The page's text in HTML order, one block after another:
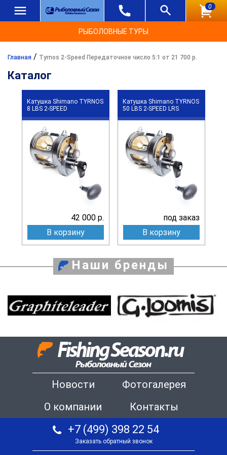
0
РЫБОЛОВНЫЕ ТУРЫ
Главная / Tyrnos 2-Speed Передаточное число 5:1 от 21 700 р.
Каталог
Катушка Shimano TYRNOS
8 LBS 2-SPEED
42 000 р.
В корзину
Катушка Shimano TYRNOS
50 LBS 2-SPEED LRS
под заказ
В корзину
Наши бренды
Новости
Фотогалерея
О компании
Контакты
+7 (499) 398 22 54
Заказать обратный звонок